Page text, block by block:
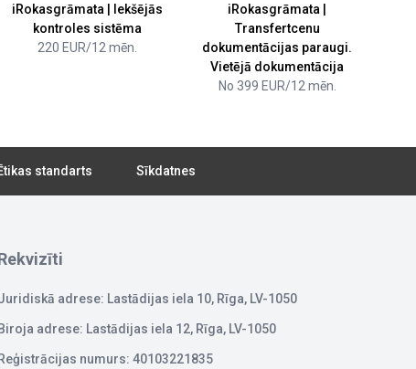
iRokasgrāmata | Iekšējās
kontroles sistēma
220 EUR/12 mēn.
iRokasgrāmata |
Transfertcenu
dokumentācijas paraugi.
Vietējā dokumentācija
No 399 EUR/12 mēn.
standarts Sīkdatnes
adrese: Lastādijas iela 10, Rīga, LV-1050
adrese: Lastādijas iela 12, Rīga, LV-1050
numurs: 40103221835